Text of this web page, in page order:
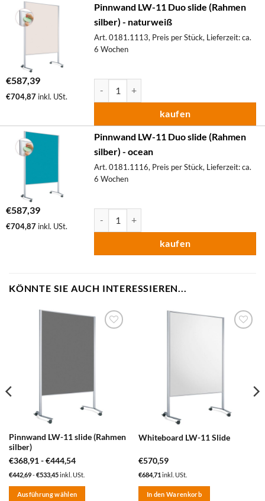
Pinnwand LW-11 Duo slide (Rahmen
silber) - naturweiß
Art. 0181.1113, Preis per Stück, Lieferzeit: ca.
6 Wochen
€587,39
€704,87 inkl. USt.
kaufen
Pinnwand LW-11 Duo slide (Rahmen
silber) - ocean
Art. 0181.1116, Preis per Stück, Lieferzeit: ca.
6 Wochen
€587,39
€704,87 inkl. USt.
kaufen
KÖNNTE SIE AUCH INTERESSIEREN...
Pinnwand LW-11 slide (Rahmen
silber)
€368,91-€444,54
€442,69-€533,45inkl. USt.
Ausführung wählen
Whiteboard LW-11 Slide
€570,59
€684,71 inkl. USt.
In den Warenkorb